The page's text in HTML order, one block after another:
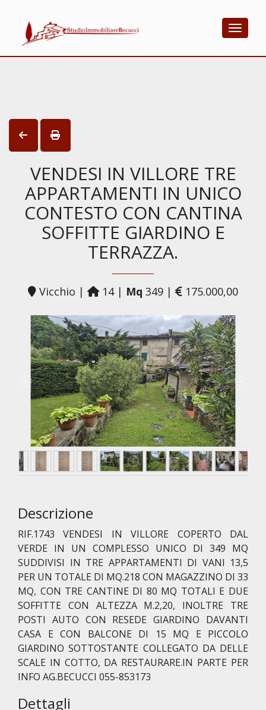
VENDESI IN VILLORE TRE
APPARTAMENTI IN UNICO
CONTESTO CON CANTINA
SOFFITTE GIARDINO E
TERRAZZA.
Vicchio | 14 | Mq 349 | 175.000,00
Descrizione
RIF.1743 VENDESI IN VILLORE COPERTO DAL
VERDE IN UN COMPLESSO UNICO DI 349 MQ
SUDDIVISI IN TRE APPARTAMENTI DI VANI 13,5
PER UN TOTALE DI MQ.218 CON MAGAZZINO DI 33
MQ, CON TRE CANTINE DI 80 MQ TOTALI E DUE
SOFFITTE CON ALTEZZA M.2,20, INOLTRE TRE
POSTI AUTO CON RESEDE GIARDINO DAVANTI
CASA E CON BALCONE DI 15 MQ E PICCOLO
GIARDINO SOTTOSTANTE COLLEGATO DA DELLE
SCALE IN COTTO, DA RESTAURARE.IN PARTE PER
INFO AG.BECUCCI 055-853173
Dettagli